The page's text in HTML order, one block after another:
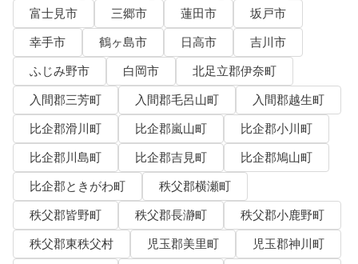
富士見市
三郷市 蓮田市
坂戸市
幸手市
鶴ヶ島市 日高市
吉川市
ふじみ野市
白岡市
北足立郡伊奈町
入間郡三芳町
入間郡毛呂山町
入間郡越生町
比企郡滑川町
比企郡嵐山町
比企郡小川町
比企郡川島町
比企郡吉見町
比企郡鳩山町
比企郡ときがわ町
秩父郡横瀬町
秩父郡皆野町
秩父郡長瀞町
秩父郡小鹿野町
秩父郡東秩父村
児玉郡美里町
児玉郡神川町